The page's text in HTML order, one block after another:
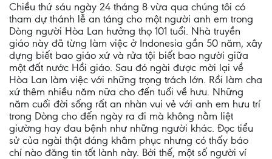
Chiều thứ sáu ngày 24 tháng 8 vừa qua chúng tôi có
tham dự thánh lễ an táng cho một người anh em trong
Dòng người Hòa Lan hưởng thọ 101 tuổi. Nhà truyền
giáo này đã từng làm việc ở Indonesia gần 50 năm, xây
dựng biết bao giáo xứ và rửa tội biết bao người giữa
một đất nước Hồi giáo. Sau đó ngài được mời lại về
Hòa Lan làm việc với những trọng trách lớn. Rồi làm cha
xứ thêm nhiều năm nữa cho đến tuổi về hưu. Những
năm cuối đời sống rất an nhàn vui vẻ với anh em hưu trí
trong Dòng cho đến ngày ra đi mà không nằm liệt
giường hay đau bệnh như những người khác. Đọc tiểu
sử của ngài thật đáng khâm phục nhưng có thấy báo
chí nào đăng tin tốt lành này. Bởi thế, một số người ví